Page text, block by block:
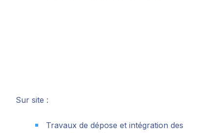
Sur site :
Travaux de dépose et intégration des